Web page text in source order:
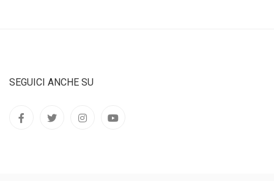
SEGUICI ANCHE SU